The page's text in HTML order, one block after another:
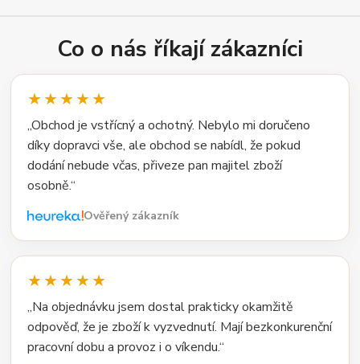
Co o nás říkají zákazníci
★★★★★
„Obchod je vstřícný a ochotný. Nebylo mi doručeno
díky dopravci vše, ale obchod se nabídl, že pokud
dodání nebude včas, přiveze pan majitel zboží
osobně.“
Ověřený zákazník
★★★★★
„Na objednávku jsem dostal prakticky okamžitě
odpověď, že je zboží k vyzvednutí. Mají bezkonkurenční
pracovní dobu a provoz i o víkendu.“